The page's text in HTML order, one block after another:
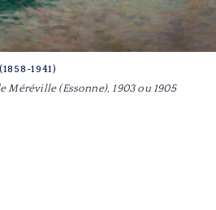
1941)
Méréville (Essonne), 1903 ou 1905